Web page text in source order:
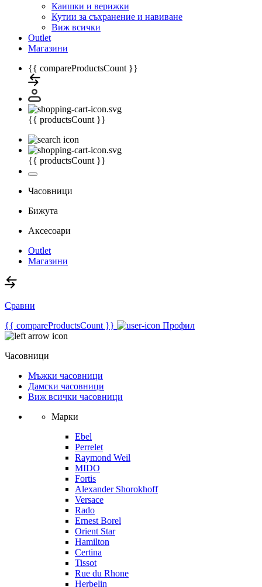
Каишки и верижки
Кутии за съхранение и навиване
Виж всички
Outlet
Магазини
{{ compareProductsCount }}
{{ productsCount }}
{{ productsCount }}
Часовници
Бижута
Аксесоари
Outlet
Магазини
Сравни
{{ compareProductsCount }}
Профил
Часовници
Мъжки часовници
Дамски часовници
Виж всички часовници
Марки
Ebel
Perrelet
Raymond Weil
MIDO
Fortis
Alexander Shorokhoff
Versace
Rado
Ernest Borel
Orient Star
Hamilton
Certina
Tissot
Rue du Rhone
Herbelin